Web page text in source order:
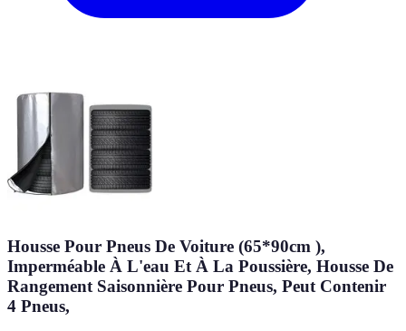
Housse Pour Pneus De Voiture (65*90cm ),
Imperméable À L'eau Et À La Poussière, Housse De
Rangement Saisonnière Pour Pneus, Peut Contenir
4 Pneus,